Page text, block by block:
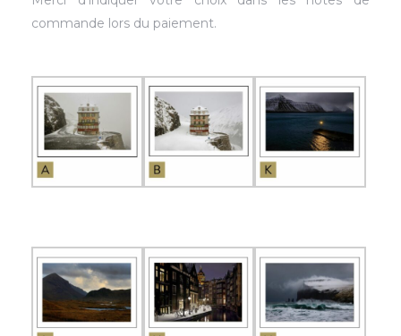
commande lors du paiement.